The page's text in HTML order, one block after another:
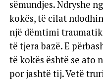
sëmundjes. Ndryshe
kokës, të cilat
një dëmtimi
të tjera bazë. E
të kokës është se ato
por jashtë tij. Vetë